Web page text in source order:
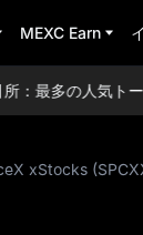
MEXC Earn
最多の人気トー
xStocks